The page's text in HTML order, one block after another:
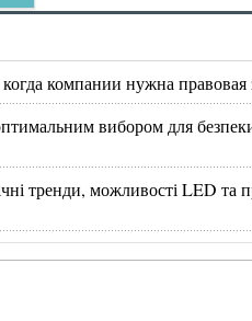
компании нужна правовая
вибором для
тренди, можливості LED та